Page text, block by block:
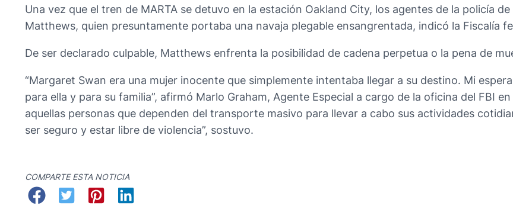
Una vez que el tren de MARTA se detuvo en la estación Oakland City, los agentes de la policía
Matthews, quien presuntamente portaba una navaja plegable ensangrentada, indicó la Fiscalía
De ser declarado culpable, Matthews enfrenta la posibilidad de cadena perpetua o la pena de
“Margaret Swan era una mujer inocente que simplemente intentaba llegar a su destino. Mi
para ella y para su familia”, afirmó Marlo Graham, Agente Especial a cargo de la oficina del FBI
aquellas personas que dependen del transporte masivo para llevar a cabo sus actividades
ser seguro y estar libre de violencia”, sostuvo.
COMPARTE ESTA NOTICIA